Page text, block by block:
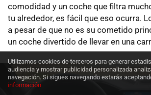
comodidad y un coche que filtra
tu alrededor, es fácil que eso ocurra.
a pesar de que no es su cometido
un coche divertido de llevar en una
Utilizamos cookies de terceros para generar
audiencia y mostrar publicidad personalizada
navegación. Si sigues navegando estarás
información